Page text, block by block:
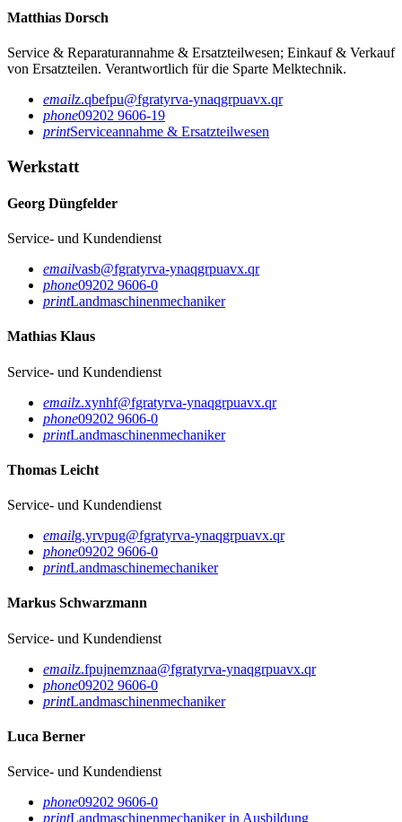
Matthias Dorsch
Service & Reparaturannahme & Ersatzteilwesen; Einkauf & Verkauf
von Ersatzteilen. Verantwortlich für die Sparte Melktechnik.
emailz.qbefpu@fgratyrva-ynaqgrpuavx.qr
phone09202 9606-19
printServiceannahme & Ersatzteilwesen
Werkstatt
Georg Düngfelder
Service- und Kundendienst
emailvasb@fgratyrva-ynaqgrpuavx.qr
phone09202 9606-0
printLandmaschinenmechaniker
Mathias Klaus
Service- und Kundendienst
emailz.xynhf@fgratyrva-ynaqgrpuavx.qr
phone09202 9606-0
printLandmaschinenmechaniker
Thomas Leicht
Service- und Kundendienst
emailg.yrvpug@fgratyrva-ynaqgrpuavx.qr
phone09202 9606-0
printLandmaschinemechaniker
Markus Schwarzmann
Service- und Kundendienst
emailz.fpujnemznaa@fgratyrva-ynaqgrpuavx.qr
phone09202 9606-0
printLandmaschinenmechaniker
Luca Berner
Service- und Kundendienst
phone09202 9606-0
printLandmaschinenmechaniker in Ausbildung